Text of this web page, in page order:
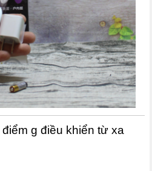
g điều khiển từ xa